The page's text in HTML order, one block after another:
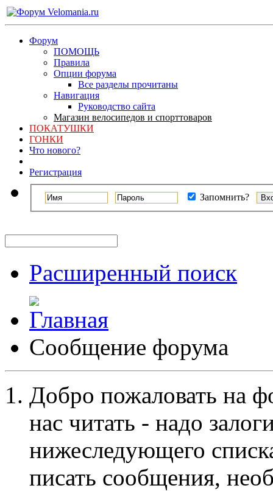
Форум
ПОМОЩЬ
Правила
Опции форума
Все разделы прочитаны
Навигация
Руководство сайта
Магазин велосипедов и спорттоваров
ПОКАТУШКИ
ГОНКИ
Что нового?
Регистрация
Запомнить?
Расширенный поиск
Сообщение форума
Добро пожаловать на
нас читать - надо
нижеследующего
писать сообщения,